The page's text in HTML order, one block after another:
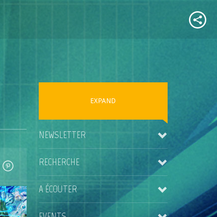
EXPAND
NEWSLETTER
RECHERCHE
A ÉCOUTER
Kris Rainer